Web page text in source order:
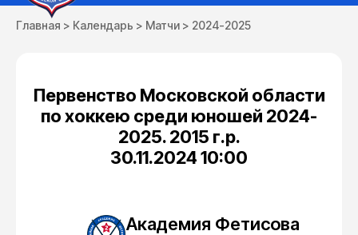
Главная > Календарь > Матчи > 2024-2025
Первенство Московской области
по хоккею среди юношей 2024-
2025. 2015 г.р.
30.11.2024 10:00
Академия Фетисова